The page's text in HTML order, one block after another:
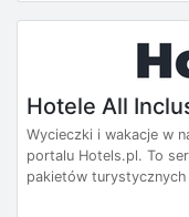
Hotele All
Wycieczki i wakacje w
portalu Hotels.pl. To
pakietów